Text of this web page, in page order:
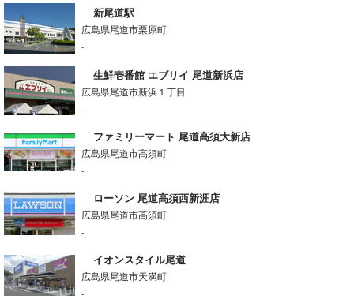
新尾道駅
広島県尾道市栗原町
-
生鮮壱番館 エブリイ 尾道新浜店
広島県尾道市新浜１丁目
-
ファミリーマート 尾道高須大新店
広島県尾道市高須町
-
ローソン 尾道高須西新涯店
広島県尾道市高須町
-
イオンスタイル尾道
広島県尾道市天満町
-